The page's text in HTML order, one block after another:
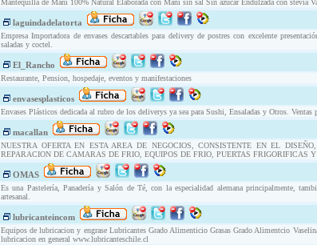
Mantequilla de Maní 100% Natural Elaborada con Maní sin sal Sin azúcar Endulzada con stevia
laguindadelatorta
Empresa Importadora de envases descartables para delivery de postres con excelente
saladas y coctel.
El_Rancho
Restaurante, Pension, hospedaje, eventos y manifestaciones
envasesplasticos
Envases Plásticos dedicada al rubro de los deliverys ya sea para Sushi, Ensaladas y Otros. Ventas
macallan
NUESTRA OFERTA EN ESTA AREA DE NEGOCIOS, CONSISTENTE EN EL
REPARACION DE CAMARAS DE FRIO, EQUIPOS DE FRIO, PUERTAS FRIGORIFICAS
OMAS
Es una Pastelería, Panadería y Salón de Té, con la especialidad alemana principalmente,
artesanal.
lubricanteincom
Equipos de lubricacion y engrase Lubricantes Grado Alimenticio Grasas Grado Alimentcio
lubricacion en general www.lubricanteschile.cl